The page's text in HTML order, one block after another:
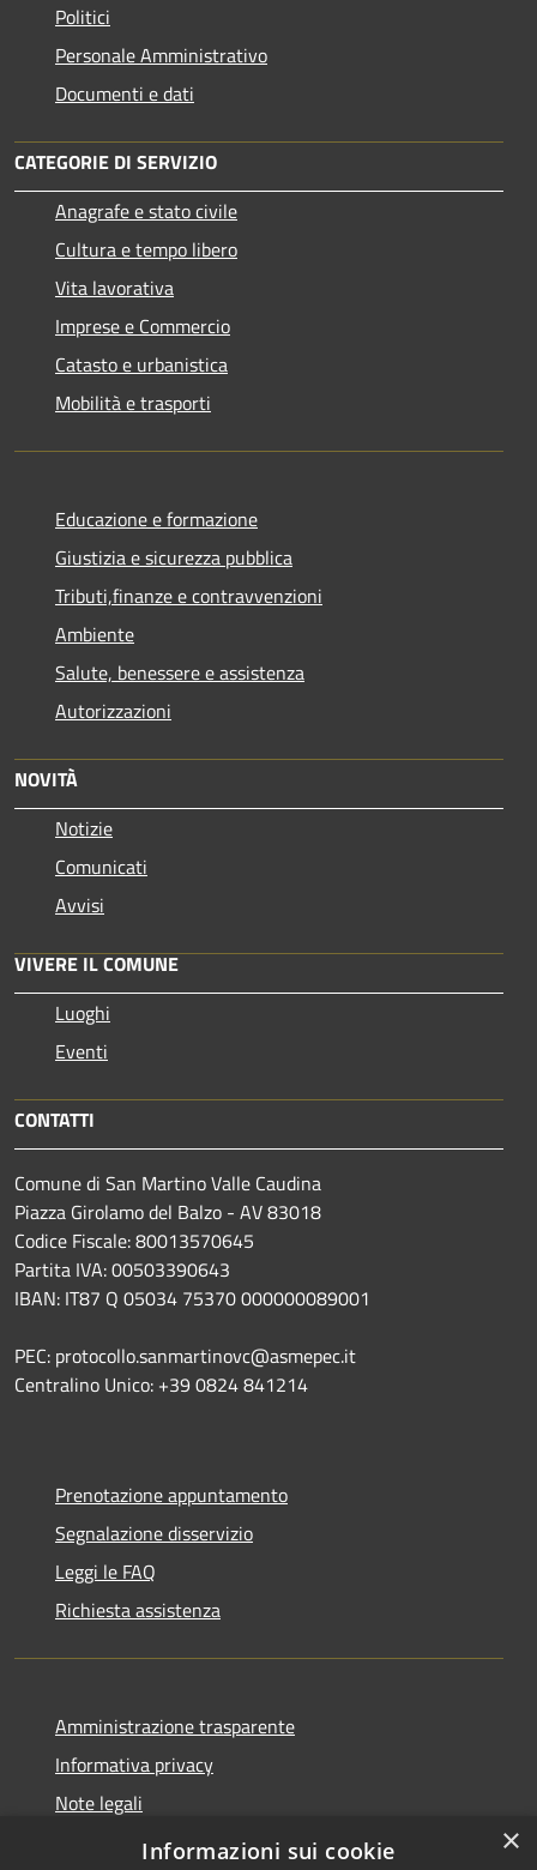
Politici
Personale Amministrativo
Documenti e dati
CATEGORIE DI SERVIZIO
Anagrafe e stato civile
Cultura e tempo libero
Vita lavorativa
Imprese e Commercio
Catasto e urbanistica
Mobilità e trasporti
Educazione e formazione
Giustizia e sicurezza pubblica
Tributi,finanze e contravvenzioni
Ambiente
Salute, benessere e assistenza
Autorizzazioni
NOVITÀ
Notizie
Comunicati
Avvisi
VIVERE IL COMUNE
Luoghi
Eventi
CONTATTI
Comune di San Martino Valle Caudina
Piazza Girolamo del Balzo - AV 83018
Codice Fiscale: 80013570645
Partita IVA: 00503390643
IBAN: IT87 Q 05034 75370 000000089001
PEC: protocollo.sanmartinovc@asmepec.it
Centralino Unico: +39 0824 841214
Prenotazione appuntamento
Segnalazione disservizio
Leggi le FAQ
Richiesta assistenza
Amministrazione trasparente
Informativa privacy
Note legali
Dichiarazione di accessibilità
×
Informazioni sui cookie